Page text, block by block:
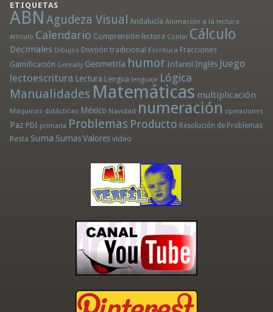
ETIQUETAS
ABN Agudeza Visual Andalucía Animación a la lectura
Artículo Calendario Comprensión lectora Contar Cálculo
Decimales Dibujos División tradicional Escritura Fracciones
Gamificación Genially Geometría humor Infantil Inglés Juego
lectoescritura Lectura Lengua lenguaje Lógica
Manualidades Matemáticas multiplicación
Máquinas didácticas México Navidad numeración operaciones
Paz PDI primaria Problemas Producto Resolución de Problemas
Resta Suma Sumas Valores vídeo